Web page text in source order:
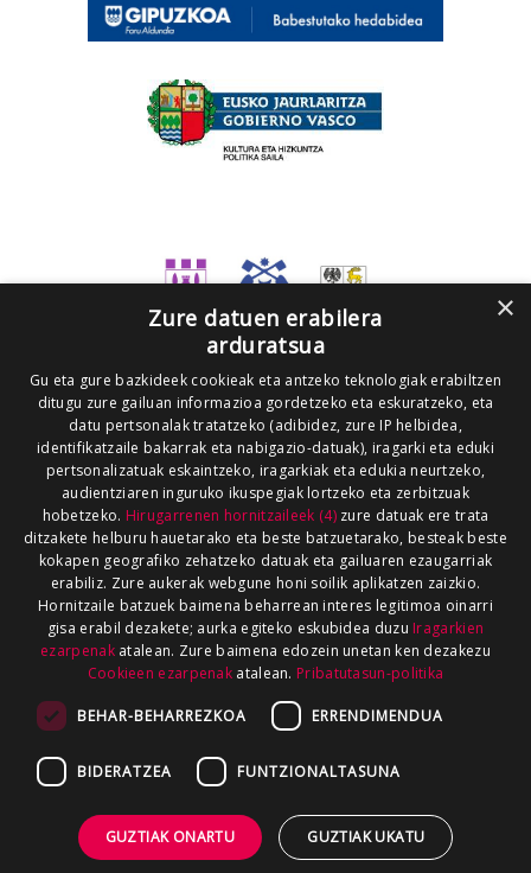
×
Zure datuen erabilera
arduratsua
Gu eta gure bazkideek cookieak eta antzeko teknologiak erabiltzen
ditugu zure gailuan informazioa gordetzeko eta eskuratzeko, eta
datu pertsonalak tratatzeko (adibidez, zure IP helbidea,
identifikatzaile bakarrak eta nabigazio-datuak), iragarki eta eduki
pertsonalizatuak eskaintzeko, iragarkiak eta edukia neurtzeko,
audientziaren inguruko ikuspegiak lortzeko eta zerbitzuak
hobetzeko. Hirugarrenen hornitzaileek (4)zure datuak ere trata
ditzakete helburu hauetarako eta beste batzuetarako, besteak beste
kokapen geografiko zehatzeko datuak eta gailuaren ezaugarriak
erabiliz. Zure aukerak webgune honi soilik aplikatzen zaizkio.
Hornitzaile batzuek baimena beharrean interes legitimoa oinarri
gisa erabil dezakete; aurka egiteko eskubidea duzu Iragarkien
ezarpenakatalean. Zure baimena edozein unetan ken dezakezu
Cookieen ezarpenak atalean. Pribatutasun-politika
BEHAR-BEHARREZKOA ERRENDIMENDUA
BIDERATZEA FUNTZIONALTASUNA
GUZTIAK ONARTU GUZTIAK UKATU